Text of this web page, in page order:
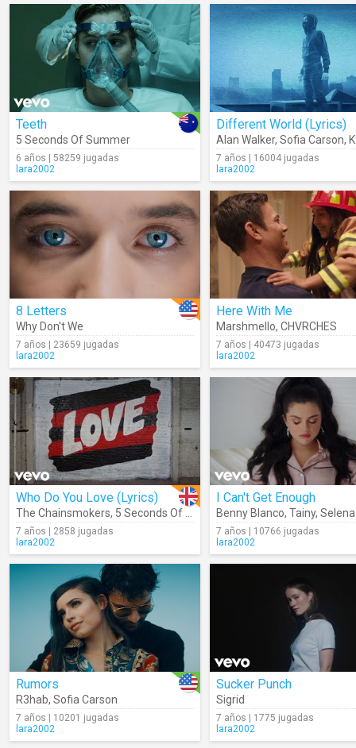
Teeth
5 Seconds Of Summer
6 años | 58259 jugadas
lara2002
Different World (Lyrics)
Alan Walker, Sofia Carson,
7 años | 16004 jugadas
lara2002
8 Letters
Why Don't We
7 años | 23659 jugadas
lara2002
Here With Me
Marshmello, CHVRCHES
7 años | 40473 jugadas
lara2002
Who Do You Love (Lyrics)
The Chainsmokers, 5 Seconds Of Summer
7 años | 2858 jugadas
lara2002
I Can't Get Enough
Benny Blanco, Tainy, Selena
7 años | 10766 jugadas
lara2002
Rumors
R3hab, Sofia Carson
7 años | 10201 jugadas
lara2002
Sucker Punch
Sigrid
7 años | 1775 jugadas
lara2002